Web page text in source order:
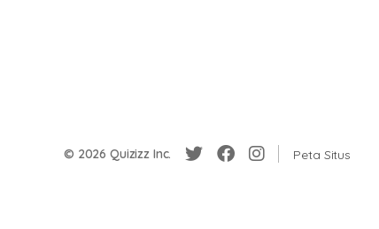
© 2026 Quizizz Inc. Peta Situs